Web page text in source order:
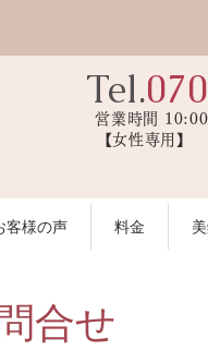
Tel.
営業時間
【女性専用
客様の声 料金
合せ